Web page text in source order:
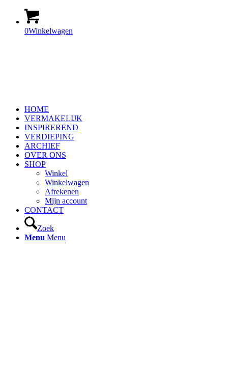
0Winkelwagen
HOME
VERMAKELIJK
INSPIREREND
VERDIEPING
ARCHIEF
OVER ONS
SHOP
Winkel
Winkelwagen
Afrekenen
Mijn account
CONTACT
Zoek
Menu Menu